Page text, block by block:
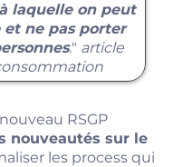
laquelle on peut
ne pas porter
." article
RSGP
nouveautés sur le
les process qui